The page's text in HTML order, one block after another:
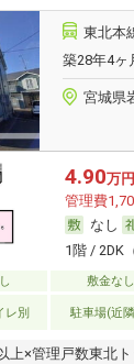
東北本
築28年4ヶ
宮城県
4.90万円
管理費
なし
1階 / 2DK
敷金なし
レ別 駐車場(近
上×管理戸数東北ト